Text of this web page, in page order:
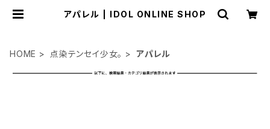
アパレル | IDOL ONLINE SHOP
HOME 点染テンセイ少女。 アパレル